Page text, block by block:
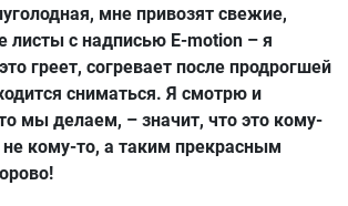
мне привозят свежие,
листы с надписью E-motion – я
греет, согревает после продрогшей
сниматься. Я смотрю и
мы делаем, – значит, что это кому-
кому-то, а таким прекрасным